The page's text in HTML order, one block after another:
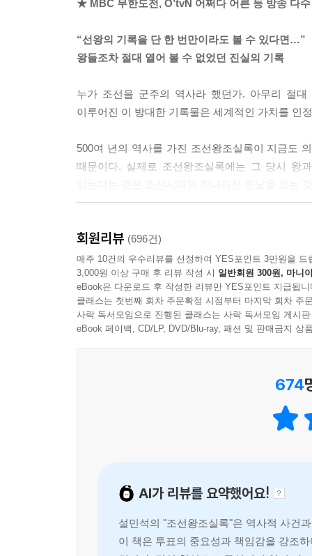
년인데, 황희는 그중 18년을 영의정으로 재직하며
“경의 나이가 아직 극쇠에 미치지 않았고, 병 또
『세종실록』 56권, 14년(1432) 4월 20일
치료를 하면 되지 않겠냐’라고 말하고 있는 겁니다
---「제4대 세종」중에서
조가 세운 원각사(현 탑골공원)에 수용되지요. 연
문에 국고는 텅텅 비게 되고, 나라가 망할 지경까
---「제10대 연산군」중에서
왜군이 한양으로 쭉쭉 침입해오고 있는 가운데,
몸을 보전하기 위해 한양을 떠나 개성으로, 평양
자식인 백성을 버리고 자기만 살려고 도망을 치
만나면 외척들이 판을 치는 세상에서 일생이 고
있는 소중한 투표권이 있습니다. 그렇다면 어떻
야 가능한 일일 겁니다. 우리 손으로 직접 세종을
★ MBC 무한도전, O’tvN 어쩌다 어른 등 방송 다
“선왕의 기록을 단 한 번만이라도 볼 수 있다면…”
왕들조차 절대 열어 볼 수 없었던 진실의 기록
누가 조선을 군주의 역사라 했던가. 아무리 절
이루어진 이 방대한 기록물은 세계적인 가치를 인
500여 년의 역사를 가진 조선왕조실록이 지금도
때문이다. 실제로 조선왕조실록에는 그 당시 왕
설민석표 강연으로 풀어낸 지식 콘서트
『설민석의 조선왕조실록』은 27명의 조선의 왕
간결함과 재치 있는 말투를 구어체 그대로 책에
느낌을 들게 한다. 또한 실록에 등장하는 왕의
도움이 된다.
· 성군과 폭군, 존재감 없이 무능했던 왕들을 역사
나아가, 이 책의 백미는 기존의 역사책이 가진
학생부터 성인까지 모두에게,
회원리뷰 (696건)
매주 10건의 우수리뷰를 선정하여 YES포인트 3만원을 드
3,000원 이상 구매 후 리뷰 작성 시 일반회원 300원, 마니
eBook은 다운로드 후 작성한 리뷰만 YES포인트 지급됩니
클래스는 첫번째 회차 주문확정 시점부터 마지막 회차 주
사락 독서모임으로 진행된 클래스는 사락 독서모임 게시
eBook 페이백, CD/LP, DVD/Blu-ray, 패션 및 판매금지 상
674
AI가 리뷰를 요약했어요!
설민석의 "조선왕조실록"은 역사적 사건
이 책은 투표의 중요성과 책임감을 강조